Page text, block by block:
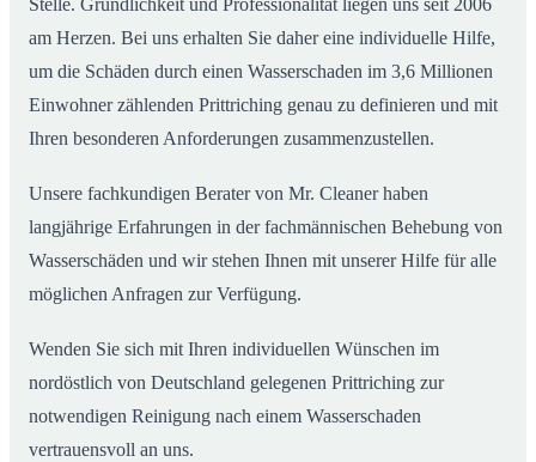
Stelle. Gründlichkeit und Professionalität liegen uns seit 2006
am Herzen. Bei uns erhalten Sie daher eine individuelle Hilfe,
um die Schäden durch einen Wasserschaden im 3,6 Millionen
Einwohner zählenden Prittriching genau zu definieren und mit
Ihren besonderen Anforderungen zusammenzustellen.
Unsere fachkundigen Berater von Mr. Cleaner haben
langjährige Erfahrungen in der fachmännischen Behebung von
Wasserschäden und wir stehen Ihnen mit unserer Hilfe für alle
möglichen Anfragen zur Verfügung.
Wenden Sie sich mit Ihren individuellen Wünschen im
nordöstlich von Deutschland gelegenen Prittriching zur
notwendigen Reinigung nach einem Wasserschaden
vertrauensvoll an uns.